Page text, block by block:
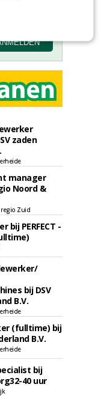
zaden
manager
Noord &
regio Zuid
bij PERFECT -
bij DSV
B.V.
(fulltime) bij
B.V.
bij
40 uur